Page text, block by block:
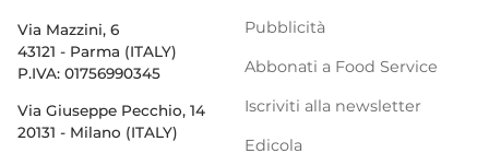
Via Mazzini, 6
43121 - Parma (ITALY)
P.IVA: 01756990345
Via Giuseppe Pecchio, 14
20131 - Milano (ITALY)
Pubblicità
Abbonati a Food Service
Iscriviti alla newsletter
Edicola